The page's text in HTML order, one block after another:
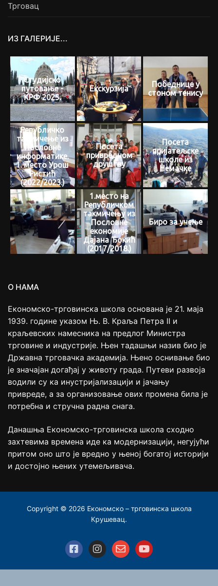
Трговац
ИЗ ГАЛЕРИЈЕ...
Студијско
путовање -
КРФ 2025.
Екскурзија
Победнице у
стоном тенису
Републичко
такмичење из
Пословне
информатике.
1. место Урош
Ристић
(2022/2023.)
Посета
привредном
друштву
Посета
пријатељске
школе из
Немачке
1.место на
Републичком
такмичењу из
Пословне
економије
Дајана Ђокић
(2017/2018.)
Биро за учење
О НАМА
Економско-трговинска школа основана је 21. маја
1939. године указом Њ. В. Краља Петра II и
краљевских намесника на предлог Министра
трговине и индустрије. Њен тадашњи назив био је
Државна трговачка академија. Њено оснивање био
је значајан догађај у животу града. Путеви развоја
водили су ка инустријализацији и јачању
привреде, а за организовање ових промена била је
потребна и стручна радна снага.
Данашња Економско-трговинска школа сходно
захтевима времена иде ка модернизацији, негујући
притом оно што је вредно у њеној богатој историји
и достојно њених утемељивача.
Copyright © 2026 Економско – трговинска школа
Крушевац.